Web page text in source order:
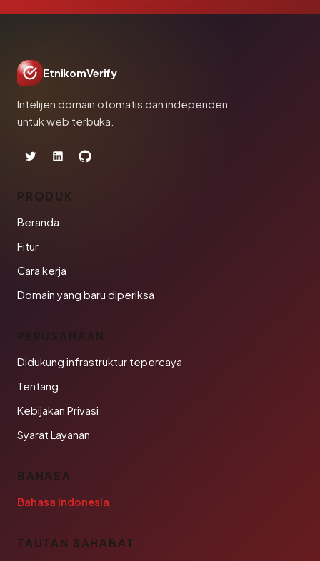
EtnikomVerify
Intelijen domain otomatis dan independen
untuk web terbuka.
PRODUK
Beranda
Fitur
Cara kerja
Domain yang baru diperiksa
PERUSAHAAN
Didukung infrastruktur tepercaya
Tentang
Kebijakan Privasi
Syarat Layanan
BAHASA
Bahasa Indonesia
TAUTAN SAHABAT